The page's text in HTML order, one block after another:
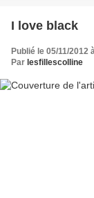
I love black
Publié le 05/11/2012
Par lesfillescolline